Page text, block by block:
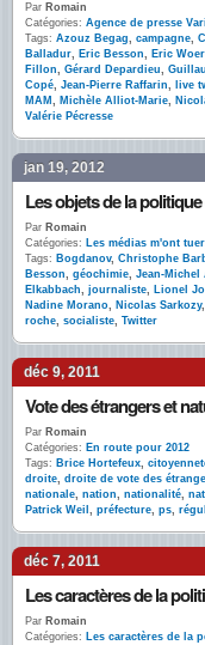
Par Romain
Catégories: Agence de presse
Tags: Azouz Begag, campagne,
Balladur, Eric Besson, Eric
Fillon, Gérard Depardieu,
Copé, Jean-Pierre Raffarin, live
MAM , Michèle Alliot-Marie,
Valérie Pécresse
jan 19, 2012
Les objets de la
Par Romain
Catégories: Les médias m'ont tuer
Tags: Bogdanov, Christophe
Besson, géochimie, Jean-Michel
Elkabbach, journaliste, Lionel
Nadine Morano, Nicolas Sarkozy,
roche, socialiste, Twitter
déc 9, 2011
Vote des étrangers et
Par Romain
Catégories: En route pour 2012
Tags: Brice Hortefeux,
droite, droite de vote des
nationale, nation, nationalité,
Patrick Weil , préfecture, ps,
déc 7, 2011
Par Romain
Catégories: Les caractères de la